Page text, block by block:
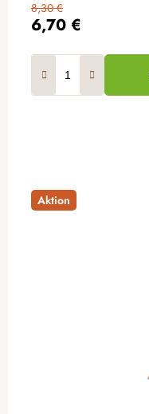
6,70 €
8,30 €
Aktion